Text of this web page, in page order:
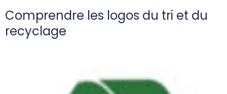
Comprendre les logos du tri et du
recyclage